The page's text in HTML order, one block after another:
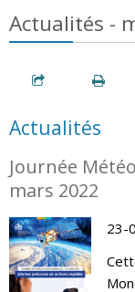
Actualités -
Actualités
Journée
mars 2022
23-